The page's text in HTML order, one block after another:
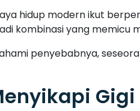
hidup modern ikut
kombinasi yang memicu
penyebabnya,